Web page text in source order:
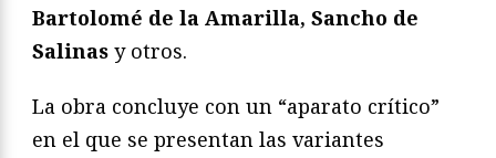
Bartolomé de la Amarilla, Sancho de
Salinas y otros.
La obra concluye con un “aparato crítico”
en el que se presentan las variantes